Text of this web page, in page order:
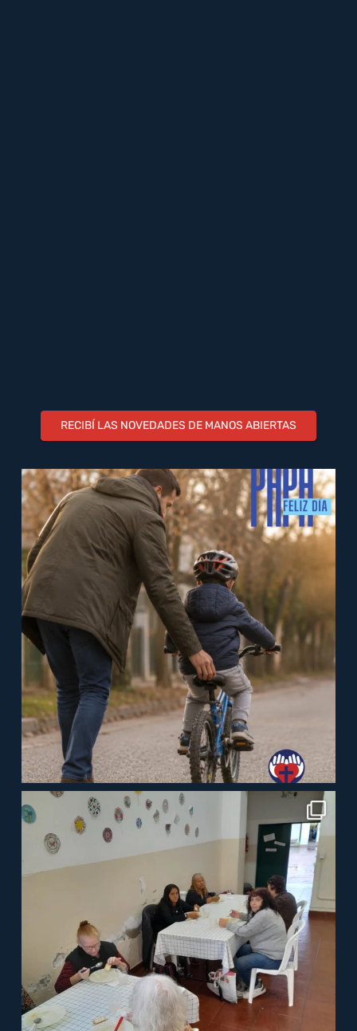
RECIBÍ LAS NOVEDADES DE MANOS ABIERTAS